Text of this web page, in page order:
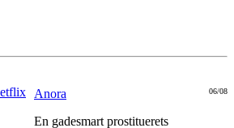
06/08
Anora
En gadesmart prostituerets